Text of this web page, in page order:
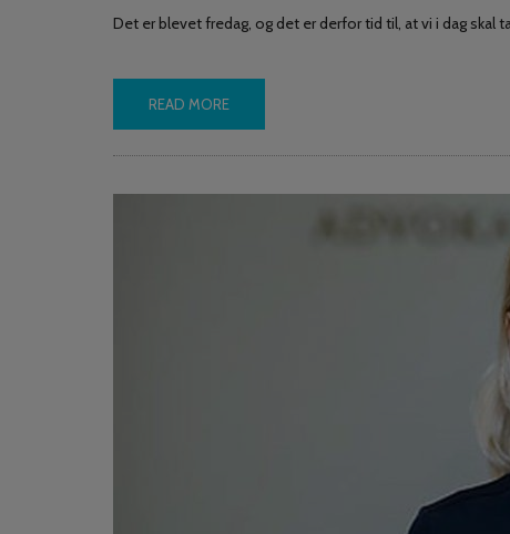
Det er blevet fredag, og det er derfor tid til, at vi i dag skal
READ MORE